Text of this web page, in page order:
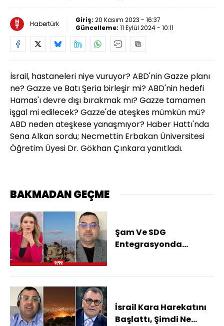
Habertürk Giriş: 20 Kasım 2023 - 16:37
Güncelleme: 11 Eylül 2024 - 10:11
İsrail, hastaneleri niye vuruyor? ABD'nin Gazze planı
ne? Gazze ve Batı Şeria birleşir mi? ABD'nin hedefi
Hamas'ı devre dışı bırakmak mı? Gazze tamamen
işgal mi edilecek? Gazze'de ateşkes mümkün mü?
ABD neden ateşkese yanaşmıyor? Haber Hattı'nda
Sena Alkan sordu; Necmettin Erbakan Üniversitesi
Öğretim Üyesi Dr. Gökhan Çınkara yanıtladı.
BAKMADAN GEÇME
Şam Ve SDG
Entegrasyonda
İsrail Kara Harekatını
Başlattı, Şimdi Ne